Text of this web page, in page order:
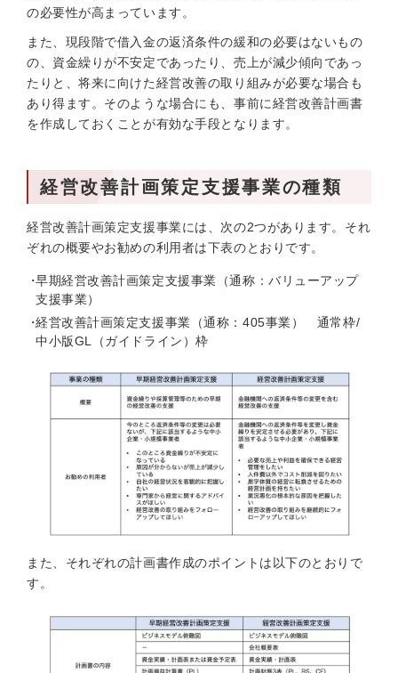
の必要性が高まっています。
また、現段階で借入金の返済条件の緩和の必要はないもの
の、資金繰りが不安定であったり、売上が減少傾向であっ
たりと、将来に向けた経営改善の取り組みが必要な場合も
あり得ます。そのような場合にも、事前に経営改善計画書
を作成しておくことが有効な手段となります。
経営改善計画策定支援事業の種類
経営改善計画策定支援事業には、次の2つがあります。それ
ぞれの概要やお勧めの利用者は下表のとおりです。
早期経営改善計画策定支援事業（通称：バリューアップ
支援事業）
経営改善計画策定支援事業（通称：405事業） 通常枠/
中小版GL（ガイドライン）枠
また、それぞれの計画書作成のポイントは以下のとおりで
す。